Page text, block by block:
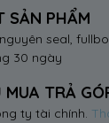
SẢN PHẨM
seal,
30 ngày
MUA TRẢ
ty tài chính.